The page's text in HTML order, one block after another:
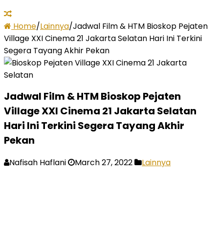
Home/Lainnya/Jadwal Film & HTM Bioskop Pejaten
Village XXI Cinema 21 Jakarta Selatan Hari Ini Terkini
Segera Tayang Akhir Pekan
Jadwal Film & HTM Bioskop Pejaten
Village XXI Cinema 21 Jakarta Selatan
Hari Ini Terkini Segera Tayang Akhir
Pekan
Nafisah Haflani March 27, 2022 Lainnya